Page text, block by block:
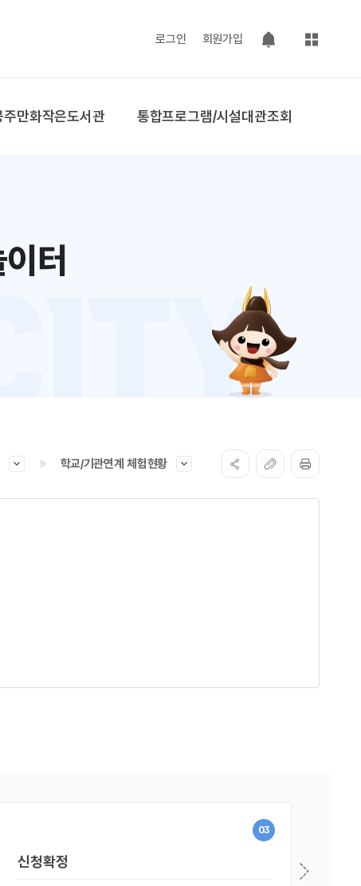
로그인 회원가입
팝업 열기
사이트맵
주만화작은도서관 통합프로그램/시설대관조회
터
학교/기관연계 체험현황
03
신청확정